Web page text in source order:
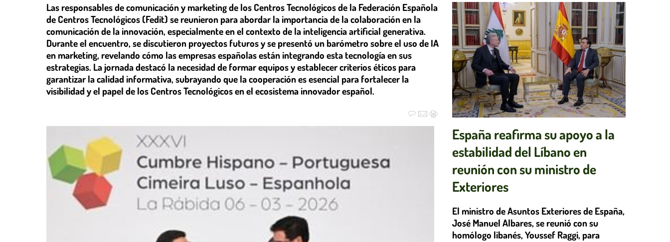
Las responsables de comunicación y marketing de los Centros Tecnológicos de la Federación Española
de Centros Tecnológicos (Fedit) se reunieron para abordar la importancia de la colaboración en la
comunicación de la innovación, especialmente en el contexto de la inteligencia artificial generativa.
Durante el encuentro, se discutieron proyectos futuros y se presentó un barómetro sobre el uso de IA
en marketing, revelando cómo las empresas españolas están integrando esta tecnología en sus
estrategias. La jornada destacó la necesidad de formar equipos y establecer criterios éticos para
garantizar la calidad informativa, subrayando que la cooperación es esencial para fortalecer la
visibilidad y el papel de los Centros Tecnológicos en el ecosistema innovador español.
España reafirma su apoyo a la
estabilidad del Líbano en
reunión con su ministro de
Exteriores
El ministro de Asuntos Exteriores de España,
José Manuel Albares, se reunió con su
homólogo libanés, Youssef Raggi, para